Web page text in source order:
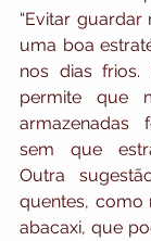
“Evitar
uma boa
nos dias frios.
permite que
armazenadas
sem que
Outra
quentes, como
abacaxi, que